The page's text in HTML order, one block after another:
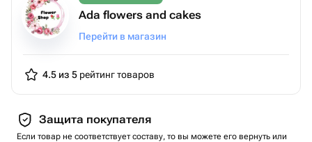
Ada flowers and cakes
Перейти в магазин
4.5 из 5 рейтинг товаров
Защита покупателя
Если товар не соответствует составу, то вы можете его вернуть или